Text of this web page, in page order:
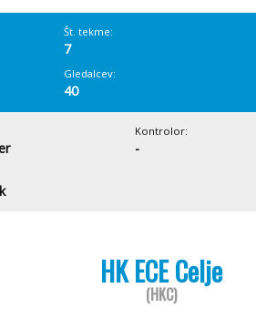
Št. tekme:
7
Gledalcev:
40
Kontrolor:
-
HK ECE Celje
(HKC)